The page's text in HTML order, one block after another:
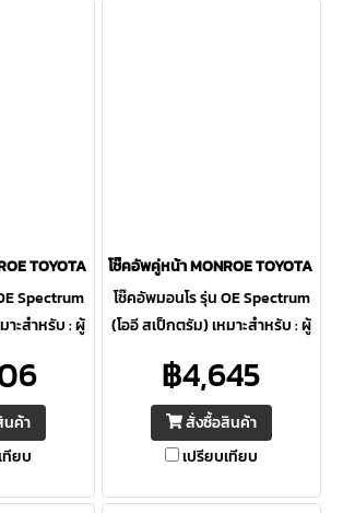
TOYOTA CH-R ปี 17-23 OE Spectrum
Spectrum
าะสำหรับ : ผู้
ภายใต้การ
อง
ค้า
ทียบ
โช๊คอัพคู่หน้า MONROE TOYOTA
โช๊คอัพมอนโร รุ่น OE Spectrum
(โออี สเป็กตรัม) เหมาะสำหรับ : ผู้
ความควบคุมดีเยี่ยม ภายใต้การ
ขับขี่ต่อเนื่อง
฿4,645
สั่งซื้อสินค้า
เปรียบเทียบ